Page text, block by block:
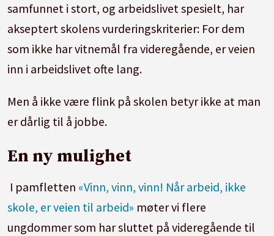
samfunnet i stort, og arbeidslivet spesielt, har
akseptert skolens vurderingskriterier: For dem
som ikke har vitnemål fra videregående, er veien
inn i arbeidslivet ofte lang.
Men å ikke være flink på skolen betyr ikke at man
er dårlig til å jobbe.
En ny mulighet
I pamfletten «Vinn, vinn, vinn! Når arbeid, ikke
skole, er veien til arbeid» møter vi flere
ungdommer som har sluttet på videregående til